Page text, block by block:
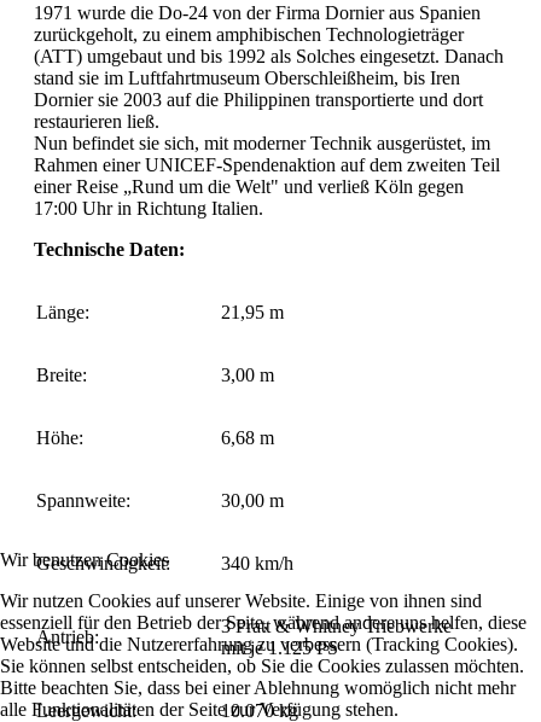
1971 wurde die Do-24 von der Firma Dornier aus Spanien
zurückgeholt, zu einem amphibischen Technologieträger
(ATT) umgebaut und bis 1992 als Solches eingesetzt. Danach
stand sie im Luftfahrtmuseum Oberschleißheim, bis Iren
Dornier sie 2003 auf die Philippinen transportierte und dort
restaurieren ließ.
Nun befindet sie sich, mit moderner Technik ausgerüstet, im
Rahmen einer UNICEF-Spendenaktion auf dem zweiten Teil
einer Reise „Rund um die Welt" und verließ Köln gegen
17:00 Uhr in Richtung Italien.
Technische Daten:
Länge: 21,95 m
Breite: 3,00 m
Höhe: 6,68 m
Spannweite: 30,00 m
Geschwindigkeit: 340 km/h
Antrieb:
3 Pratt & Whitney Triebwerke
mit je 1.125 PS
Leergewicht: 10.070 kg
Wir benutzen Cookies
Wir nutzen Cookies auf unserer Website. Einige von ihnen sind
essenziell für den Betrieb der Seite, während andere uns helfen, diese
Website und die Nutzererfahrung zu verbessern (Tracking Cookies).
Sie können selbst entscheiden, ob Sie die Cookies zulassen möchten.
Bitte beachten Sie, dass bei einer Ablehnung womöglich nicht mehr
alle Funktionalitäten der Seite zur Verfügung stehen.